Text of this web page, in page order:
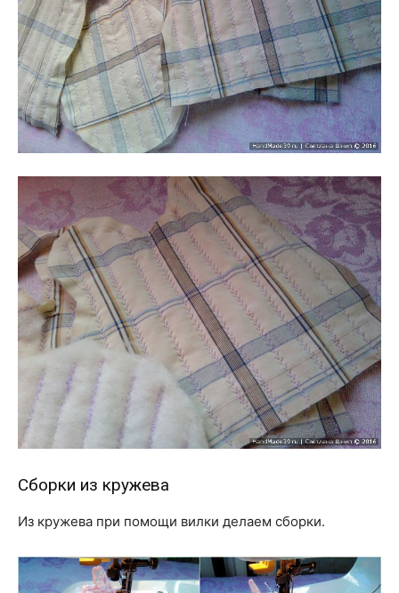
Сборки из кружева
Из кружева при помощи вилки делаем сборки.